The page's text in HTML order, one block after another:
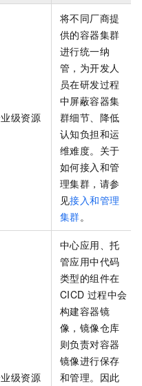
级资源
将不同厂商提
供的容器集群
进行统一纳
管，为开发人
员在研发过程
中屏蔽容器集
群细节、降低
认知负担和运
维难度。关于
如何接入和管
理集群，请参
见接入和管理
集群。
级资源
中心应用、托
管应用中代码
类型的组件在
CICD 过程中会
构建容器镜
像，镜像仓库
则负责对容器
镜像进行保存
和管理。因此